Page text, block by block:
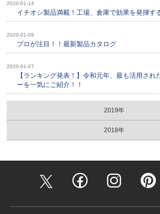
2020-01-14
イチオシ製品満載！工場、倉庫で効果を発揮す
2020-01-09
プロが注目！！最新製品カタログ
2020-01-07
【ランキング発表！】令和元年、最も活用され
ーを一気にご紹介！！
2019年
2018年